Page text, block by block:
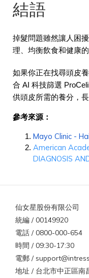
結語
掉髮問題雖然讓人困
理、均衡飲食和健康
如果你正在找尋頭皮
合 AI 科技篩選
供頭皮所需的養分，
參考來源：
Mayo Clinic -
American
DIAGNOSIS
仙女星股份有限公司
統編 / 00149920
電話 / 0800-000-654
時間 / 09:30-17:30
電郵 /
地址 / 台北市中正區南